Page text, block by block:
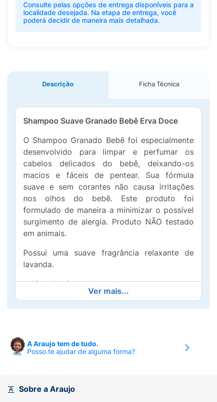
Consulte pelas opções de entrega disponíveis para a
localidade desejada. Na etapa de entrega, você
poderá decidir de maneira mais detalhada.
Descrição Ficha Técnica
Shampoo Suave Granado Bebê Erva Doce
O Shampoo Granado Bebê foi especialmente
desenvolvido para limpar e perfumar os
cabelos delicados do bebê, deixando-os
macios e fáceis de pentear. Sua fórmula
suave e sem corantes não causa irritações
nos olhos do bebê. Este produto foi
formulado de maneira a minimizar o possível
surgimento de alergia. Produto NÃO testado
em animais.
Possui uma suave fragrância relaxante de
lavanda.
Hipoalergico
Não irrita os olhos
Dermatologicamente testado
Ver mais...
A Araujo tem de tudo.
Posso te ajudar de alguma forma?
Sobre a Araujo